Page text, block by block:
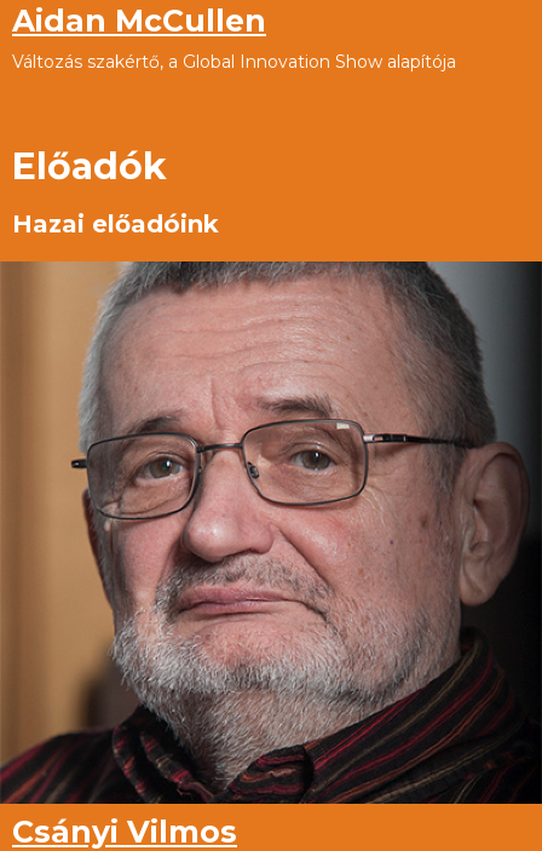
Aidan McCullen
Változás szakértő, a Global Innovation Show alapítója
Előadók
Hazai előadóink
Csányi Vilmos